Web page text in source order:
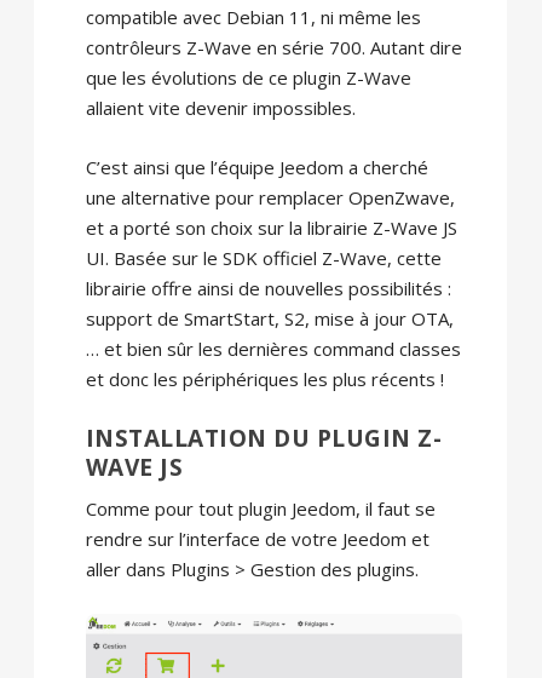
compatible avec Debian 11, ni même les
contrôleurs Z-Wave en série 700. Autant dire
que les évolutions de ce plugin Z-Wave
allaient vite devenir impossibles.
C’est ainsi que l’équipe Jeedom a cherché
une alternative pour remplacer OpenZwave,
et a porté son choix sur la librairie Z-Wave JS
UI. Basée sur le SDK officiel Z-Wave, cette
librairie offre ainsi de nouvelles possibilités :
support de SmartStart, S2, mise à jour OTA,
… et bien sûr les dernières command classes
et donc les périphériques les plus récents !
INSTALLATION DU PLUGIN Z-
WAVE JS
Comme pour tout plugin Jeedom, il faut se
rendre sur l’interface de votre Jeedom et
aller dans Plugins > Gestion des plugins.